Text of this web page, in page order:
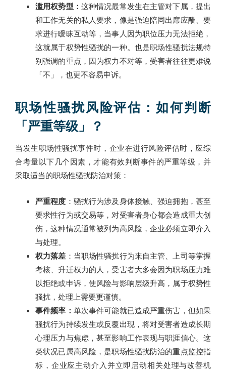
滥用权势型： 这种情况最常发生在主管对下属，提出
和工作无关的私人要求，像是强迫陪同出席应酬、要
求进行暧昧互动等，当事人因为职位压力无法拒绝，
这就属于权势性骚扰的一种。也是职场性骚扰法规特
别强调的重点，因为权力不对等，受害者往往更难说
「不」，也更不容易申诉。
职场性骚扰风险评估：如何判断
「严重等级」？
当发生职场性骚扰事件时，企业在进行风险评估时，应综
合考量以下几个因素，才能有效判断事件的严重等级，并
采取适当的职场性骚扰防治对策：
严重程度 ：骚扰行为涉及身体接触、强迫拥抱，甚至
要求性行为或交易等，对受害者身心都会造成重大创
伤，这种情况通常被列为高风险，企业必须立即介入
与处理。
权力落差 ：当职场性骚扰行为来自主管、上司等掌握
考核、升迁权力的人，受害者大多会因为职场压力难
以拒绝或申诉，使风险与影响层级升高，属于权势性
骚扰，处理上需要更谨慎。
事件频率： 单次事件可能就已造成严重伤害，但如果
骚扰行为持续发生或反覆出现，将对受害者造成长期
心理压力与焦虑，甚至影响工作表现与职涯信心。这
类状况已属高风险，是职场性骚扰防治的重点监控指
标，企业应主动介入并立即启动相关处理与改善机